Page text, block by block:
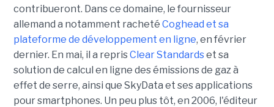
contribueront. Dans ce domaine, le fournisseur
allemand a notamment racheté Coghead et sa
plateforme de développement en ligne, en février
dernier. En mai, il a reprisClear Standardset sa
solution de calcul en ligne des émissions de gaz à
effet de serre, ainsi que SkyData et ses applications
pour smartphones. Un peu plus tôt, en 2006, l'éditeur